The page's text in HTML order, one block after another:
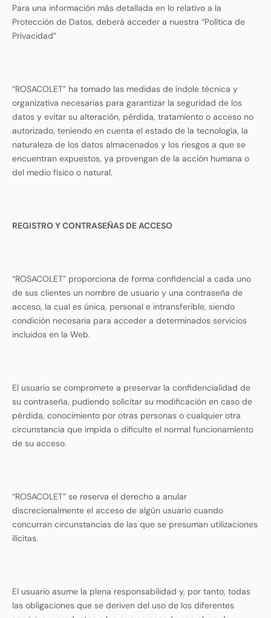
Para una información más detallada en lo relativo a la
Protección de Datos, deberá acceder a nuestra “Política de
Privacidad”
“ROSACOLET” ha tomado las medidas de índole técnica y
organizativa necesarias para garantizar la seguridad de los
datos y evitar su alteración, pérdida, tratamiento o acceso no
autorizado, teniendo en cuenta el estado de la tecnología, la
naturaleza de los datos almacenados y los riesgos a que se
encuentran expuestos, ya provengan de la acción humana o
del medio físico o natural.
REGISTRO Y CONTRASEÑAS DE ACCESO
“ROSACOLET” proporciona de forma confidencial a cada uno
de sus clientes un nombre de usuario y una contraseña de
acceso, la cual es única, personal e intransferible, siendo
condición necesaria para acceder a determinados servicios
incluidos en la Web.
El usuario se compromete a preservar la confidencialidad de
su contraseña, pudiendo solicitar su modificación en caso de
pérdida, conocimiento por otras personas o cualquier otra
circunstancia que impida o dificulte el normal funcionamiento
de su acceso.
“ROSACOLET” se reserva el derecho a anular
discrecionalmente el acceso de algún usuario cuando
concurran circunstancias de las que se presuman utilizaciones
ilícitas.
El usuario asume la plena responsabilidad y, por tanto, todas
las obligaciones que se deriven del uso de los diferentes